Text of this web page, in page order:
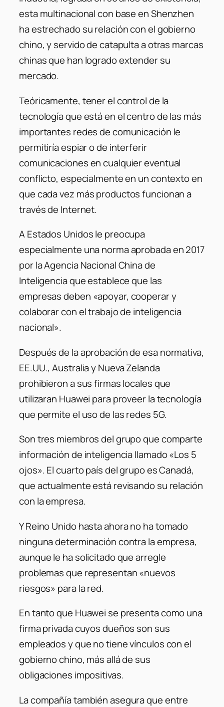
esta multinacional con base en Shenzhen
ha estrechado su relación con el gobierno
chino, y servido de catapulta a otras marcas
chinas que han logrado extender su
mercado.
Teóricamente, tener el control de la
tecnología que está en el centro de las más
importantes redes de comunicación le
permitiría espiar o de interferir
comunicaciones en cualquier eventual
conflicto, especialmente en un contexto en
que cada vez más productos funcionan a
través de Internet.
A Estados Unidos le preocupa
especialmente una norma aprobada en 2017
por la Agencia Nacional China de
Inteligencia que establece que las
empresas deben «apoyar, cooperar y
colaborar con el trabajo de inteligencia
nacional».
Después de la aprobación de esa normativa,
EE.UU., Australia y Nueva Zelanda
prohibieron a sus firmas locales que
utilizaran Huawei para proveer la tecnología
que permite el uso de las redes 5G.
Son tres miembros del grupo que comparte
información de inteligencia llamado «Los 5
ojos». El cuarto país del grupo es Canadá,
que actualmente está revisando su relación
con la empresa.
Y Reino Unido hasta ahora no ha tomado
ninguna determinación contra la empresa,
aunque le ha solicitado que arregle
problemas que representan «nuevos
riesgos» para la red.
En tanto que Huawei se presenta como una
firma privada cuyos dueños son sus
empleados y que no tiene vínculos con el
gobierno chino, más allá de sus
obligaciones impositivas.
La compañía también asegura que entre